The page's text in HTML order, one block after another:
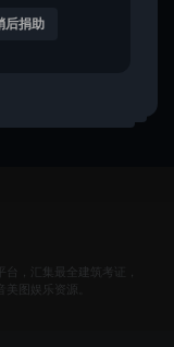
，汇集最全建筑考证，
图娱乐资源。
后捐助